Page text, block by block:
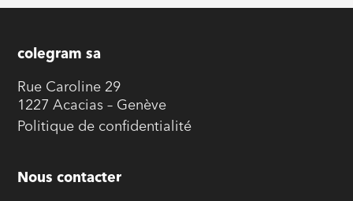
colegram sa
Rue Caroline 29
1227 Acacias – Genève
Politique de confidentialité
Nous contacter